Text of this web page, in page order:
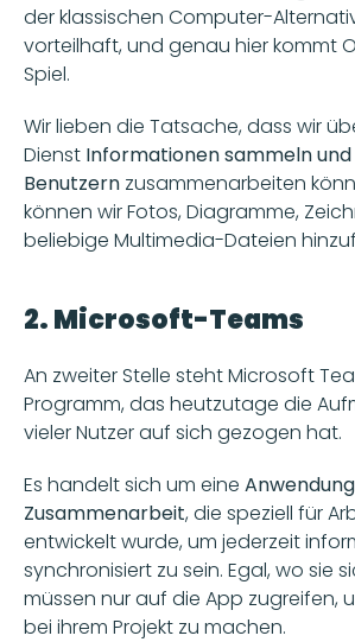
der klassischen Computer-
vorteilhaft, und genau hier kommt
Spiel.
Wir lieben die Tatsache, dass wir
Dienst Informationen sammeln
Benutzern zusammenarbeiten
können wir Fotos, Diagramme,
beliebige Multimedia-Dateien
2. Microsoft-Teams
An zweiter Stelle steht Microsoft
Programm, das heutzutage die
vieler Nutzer auf sich gezogen hat.
Es handelt sich um eine
Zusammenarbeit, die speziell für
entwickelt wurde, um jederzeit
synchronisiert zu sein. Egal, wo sie
müssen nur auf die App zugreifen,
bei ihrem Projekt zu machen.